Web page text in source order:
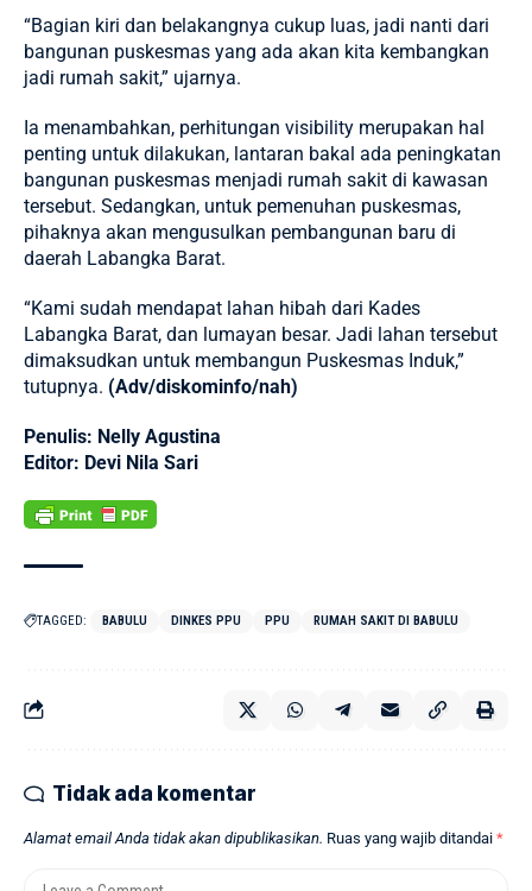
“Bagian kiri dan belakangnya cukup luas, jadi nanti dari
bangunan puskesmas yang ada akan kita kembangkan
jadi rumah sakit,” ujarnya.
Ia menambahkan, perhitungan visibility merupakan hal
penting untuk dilakukan, lantaran bakal ada peningkatan
bangunan puskesmas menjadi rumah sakit di kawasan
tersebut. Sedangkan, untuk pemenuhan puskesmas,
pihaknya akan mengusulkan pembangunan baru di
daerah Labangka Barat.
“Kami sudah mendapat lahan hibah dari Kades
Labangka Barat, dan lumayan besar. Jadi lahan tersebut
dimaksudkan untuk membangun Puskesmas Induk,”
tutupnya. (Adv/diskominfo/nah)
Penulis: Nelly Agustina
Editor: Devi Nila Sari
TAGGED: BABULU DINKES PPU PPU RUMAH SAKIT DI BABULU
Tidak ada komentar
Alamat email Anda tidak akan dipublikasikan. Ruas yang wajib ditandai *